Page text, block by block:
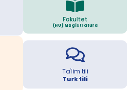
Fakultet
(HU) Magistratura
Ta'lim tili
Turk tili